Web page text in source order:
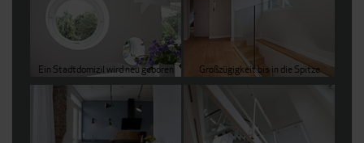
Ein Stadtdomizil wird neu geboren Großzügigkeit bis in die Spitze